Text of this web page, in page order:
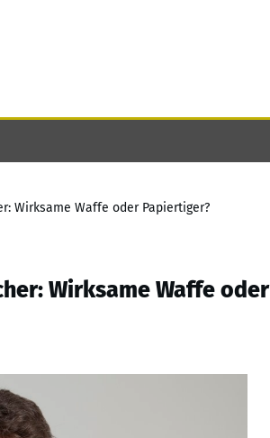
Wirksame Waffe oder Papiertiger?
Wirksame Waffe oder